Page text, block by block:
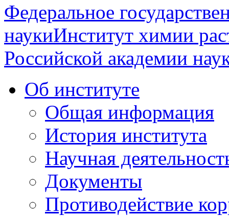
Федеральное
наукиИнститут химии
Российской академии
Об институте
Общая информация
История института
Научная
Документы
Противодействие